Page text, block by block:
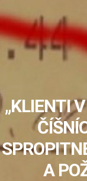
„KLIENTI
A